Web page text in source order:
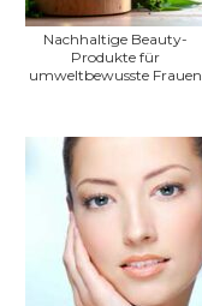
Nachhaltige Beauty-
Produkte für
umweltbewusste Frauen